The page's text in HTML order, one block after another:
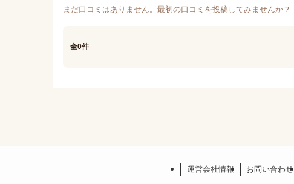
まだ口コミはありません。最初の口コミを投稿してみませんか？
全0件
運営会社情報 お問い合わせ